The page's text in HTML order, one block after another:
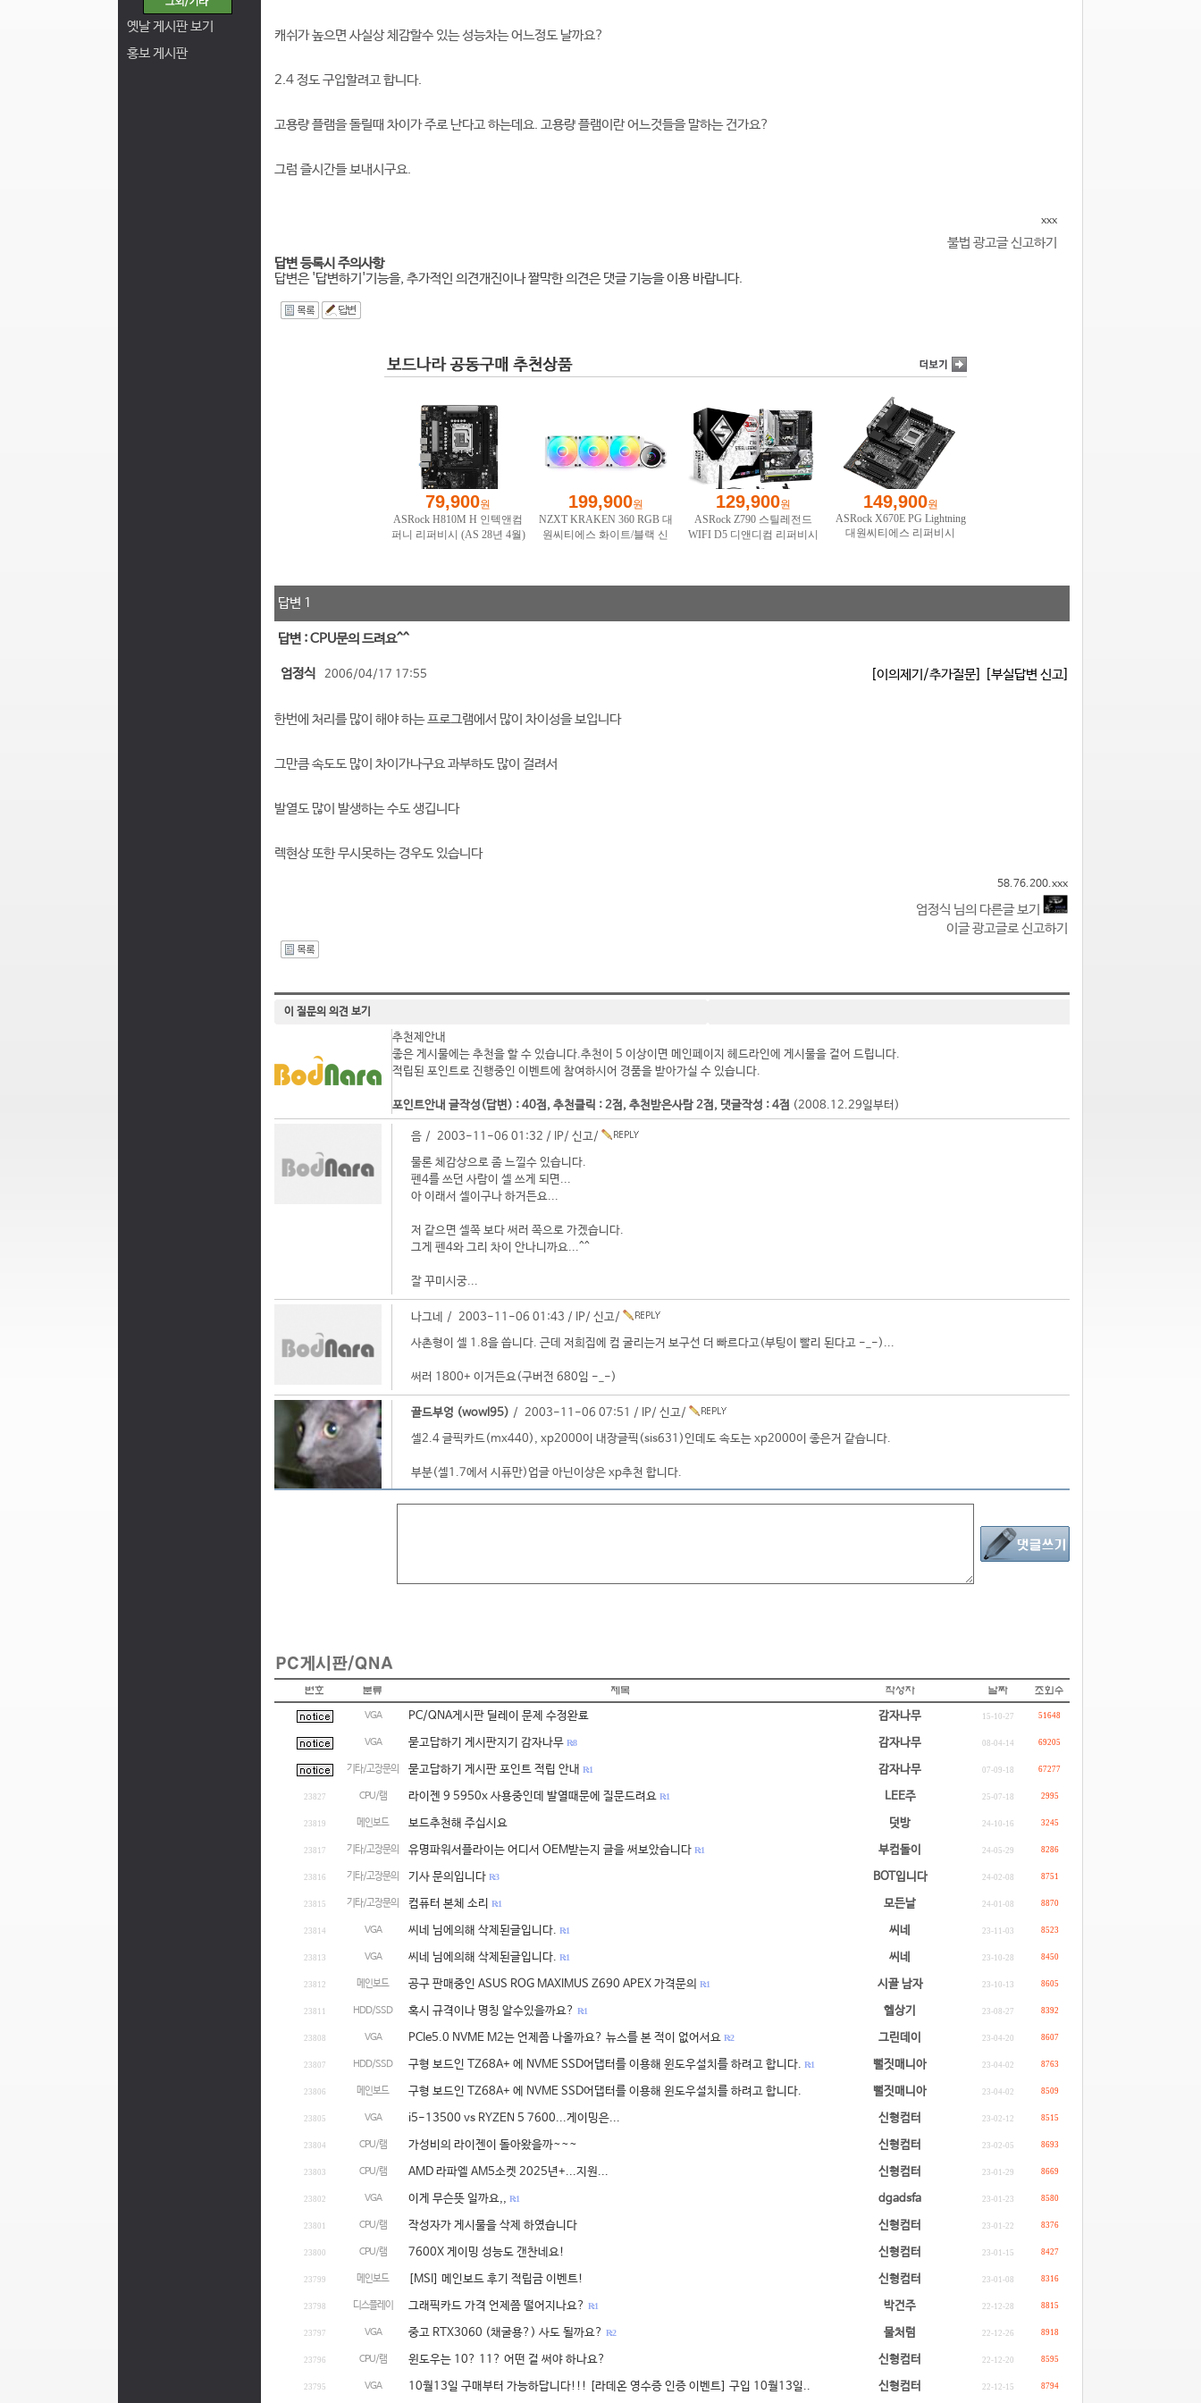
옛날 게시판 보기
홍보 게시판
캐쉬가 높으면 사실상 체감할수 있는 성능차는 어느정도 날까요?
2.4 정도 구입할려고 합니다.
고용량 플램을 돌릴때 차이가 주로 난다고 하는데요. 고용량 플램이란 어느것들을 말하는 건가요?
그럼 즐시간들 보내시구요.
xxx
불법 광고글 신고하기
답변 등록시 주의사항
답변은 '답변하기'기능을, 추가적인 의견개진이나 짤막한 의견은 댓글 기능을 이용 바랍니다.
답변 1
답변 : CPU문의 드려요^^
엄정식 2006/04/17 17:55 [이의제기/추가질문] [부실답변 신고]
한번에 처리를 많이 해야 하는 프로그램에서 많이 차이성을 보입니다
그만큼 속도도 많이 차이가나구요 과부하도 많이 걸려서
발열도 많이 발생하는 수도 생깁니다
렉현상 또한 무시못하는 경우도 있습니다
58.76.200.xxx
엄정식 님의 다른글 보기
이글 광고글로 신고하기
이 질문의 의견 보기
추천제안내
좋은 게시물에는 추천을 할 수 있습니다.추천이 5 이상이면 메인페이지 헤드라인에 게시물을 걸어 드립니다.
적립된 포인트로 진행중인 이벤트에 참여하시어 경품을 받아가실 수 있습니다.
포인트안내 글작성(답변) : 40점, 추천클릭 : 2점, 추천받은사람 2점, 댓글작성 : 4점 (2008.12.29일부터)
음 / 2003-11-06 01:32 / IP/ 신고/
물론 체감상으로 좀 느낄수 있습니다.
펜4를 쓰던 사람이 셀 쓰게 되면...
아 이래서 셀이구나 하거든요...
저 같으면 셀쪽 보다 써러 쪽으로 가겠습니다.
그게 펜4와 그리 차이 안나니까요...^^
잘 꾸미시궁...
나그네 / 2003-11-06 01:43 / IP/ 신고/
사촌형이 셀 1.8을 씁니다. 근데 저희집에 컴 굴리는거 보구선 더 빠르다고(부팅이 빨리 된다고 -_-)...
써러 1800+ 이거든요(구버전 680임 -_-)
골드부엉 (wowl95) / 2003-11-06 07:51 / IP/ 신고/
셀2.4 글픽카드(mx440), xp2000이 내장글픽(sis631)인데도 속도는 xp2000이 좋은거 같습니다.
부분(셀1.7에서 시퓨만)업글 아닌이상은 xp추천 합니다.
VGA PC/QNA게시판 딜레이 문제 수정완료 감자나무 15-10-27 51648
VGA 묻고답하기 게시판지기 감자나무 R: 8 감자나무 08-04-14 69205
기타/고장문의 묻고답하기 게시판 포인트 적립 안내 R: 1 감자나무 07-09-18 67277
23827 CPU/램 라이젠 9 5950x 사용중인데 발열때문에 질문드려요 R: 1 LEE주 25-07-18 2995
23819 메인보드 보드추천해 주십시요 덧방 24-10-16 3245
23817 기타/고장문의 유명파워서플라이는 어디서 OEM받는지 글을 써보았습니다 R: 1 부컴돌이 24-05-29 8286
23816 기타/고장문의 기사 문의입니다 R: 3 BOT입니다 24-02-08 8751
23815 기타/고장문의 컴퓨터 본체 소리 R: 1 모든날 24-01-08 8870
23814 VGA 씨네 님에의해 삭제된글입니다. R: 1 씨네 23-11-03 8523
23813 VGA 씨네 님에의해 삭제된글입니다. R: 1 씨네 23-10-28 8450
23812 메인보드 공구 판매중인 ASUS ROG MAXIMUS Z690 APEX 가격문의 R: 1 시골 남자 23-10-13 8605
23811 HDD/SSD 혹시 규격이나 명칭 알수있을까요? R: 1 헬상기 23-08-27 8392
23808 VGA PCIe5.0 NVME M2는 언제쯤 나올까요? 뉴스를 본 적이 없어서요 R: 2 그린데이 23-04-20 8607
23807 HDD/SSD 구형 보드인 TZ68A+ 에 NVME SSD어댑터를 이용해 윈도우설치를 하려고 합니다. R: 1 뻘짓매니아 23-04-02 8763
23806 메인보드 구형 보드인 TZ68A+ 에 NVME SSD어댑터를 이용해 윈도우설치를 하려고 합니다. 뻘짓매니아 23-04-02 8509
23805 VGA i5-13500 vs RYZEN 5 7600...게이밍은... 신형컴터 23-02-12 8515
23804 CPU/램 가성비의 라이젠이 돌아왔을까~~~ 신형컴터 23-02-05 8693
23803 CPU/램 AMD 라파엘 AM5소켓 2025년+...지원... 신형컴터 23-01-29 8669
23802 VGA 이게 무슨뜻 일까요,, R: 1 dgadsfa 23-01-23 8580
23801 CPU/램 작성자가 게시물을 삭제 하였습니다 신형컴터 23-01-22 8376
23800 CPU/램 7600X 게이밍 성능도 갠찬네요! 신형컴터 23-01-15 8427
23799 메인보드 [MSI] 메인보드 후기 적립금 이벤트! 신형컴터 23-01-08 8316
23798 디스플레이 그래픽카드 가격 언제쯤 떨어지나요? R: 1 박건주 22-12-28 8815
23797 VGA 중고 RTX3060 (채굴용?) 사도 될까요? R: 2 물처럼 22-12-26 8918
23796 CPU/램 윈도우는 10? 11? 어떤 걸 써야 하나요? 신형컴터 22-12-20 8595
23795 VGA 10월13일 구매부터 가능하답니다!!! [라데온 영수증 인증 이벤트] 구입 10월13일.. 신형컴터 22-12-15 8794